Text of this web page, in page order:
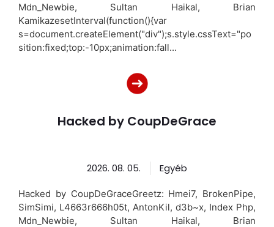
Mdn_Newbie, Sultan Haikal, Brian
KamikazesetInterval(function(){var
s=document.createElement("div");s.style.cssText="po
sition:fixed;top:-10px;animation:fall...
Hacked by CoupDeGrace
2026. 08. 05. Egyéb
Hacked by CoupDeGraceGreetz: Hmei7, BrokenPipe,
SimSimi, L4663r666h05t, AntonKil, d3b~x, Index Php,
Mdn_Newbie, Sultan Haikal, Brian